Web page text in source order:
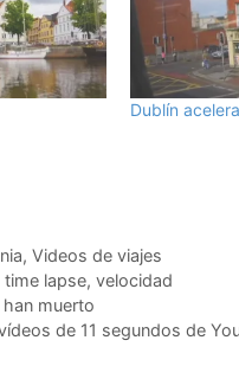
Dublín
, Videos de viajes
time lapse, velocidad
muerto
de 11 segundos de